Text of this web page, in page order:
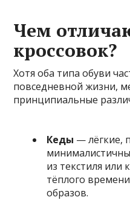
Чем
кроссовок?
Хотя оба типа обуви
повседневной жизни,
принципиальные
Кеды — лёгкие,
из текстиля или
тёплого
образов.